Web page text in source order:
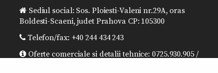
Sediul social: Sos. Ploiesti-Valeni nr.29A, oras
Boldesti-Scaeni, judet Prahova CP: 105300
Telefon/fax: +40 244 434 243
Oferte comerciale si detalii tehnice: 0725.930.905 /